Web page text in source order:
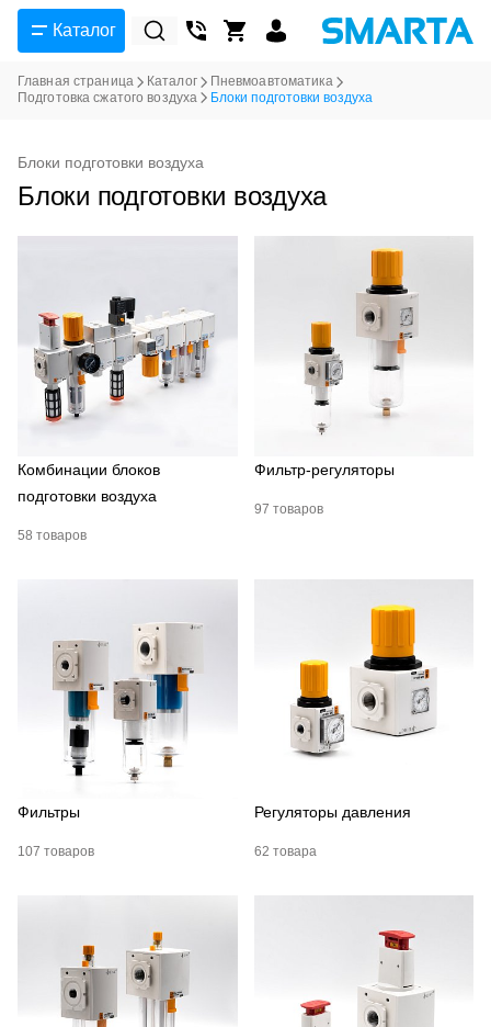
Каталог
Главная страница Каталог
Пневмоавтоматика
Подготовка сжатого воздуха
Блоки подготовки воздуха
Блоки подготовки воздуха
Блоки подготовки воздуха
Комбинации блоков
подготовки воздуха
58 товаров
Фильтр-регуляторы
97 товаров
Фильтры
107 товаров
Регуляторы давления
62 товара